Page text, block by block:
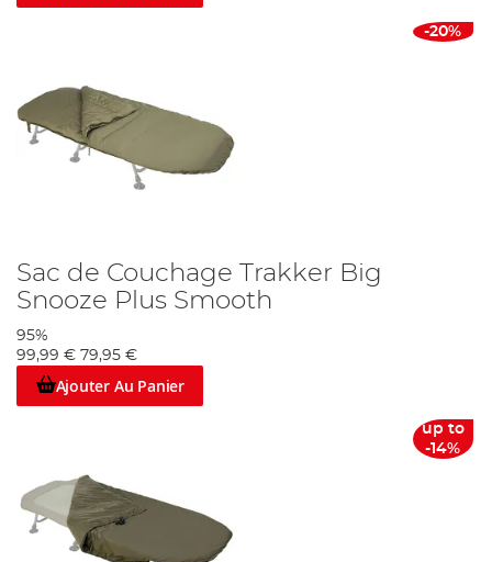
-20%
Sac de Couchage Trakker Big
Snooze Plus Smooth
95%
99,99 € 79,95 €
Ajouter Au Panier
up to
-14%